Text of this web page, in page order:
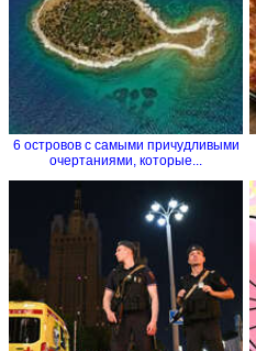
6 островов с самыми причудливыми
очертаниями, которые...